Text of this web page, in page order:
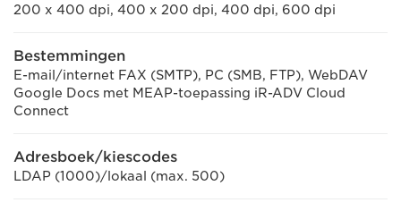
200 x 400 dpi, 400 x 200 dpi, 400 dpi, 600 dpi
Bestemmingen
E-mail/internet FAX (SMTP), PC (SMB, FTP), WebDAV
Google Docs met MEAP-toepassing iR-ADV Cloud
Connect
Adresboek/kiescodes
LDAP (1000)/lokaal (max. 500)